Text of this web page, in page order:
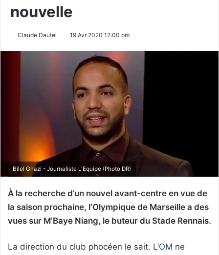
nouvelle
Claude Dautel 19 Avr 2020 12:00 pm
Bilel Ghazi - Journaliste L'Equipe (Photo DR)
À la recherche d’un nouvel avant-centre en vue de
la saison prochaine, l’Olympique de Marseille a des
vues sur M’Baye Niang, le buteur du Stade Rennais.
La direction du club phocéen le sait. L’OM ne